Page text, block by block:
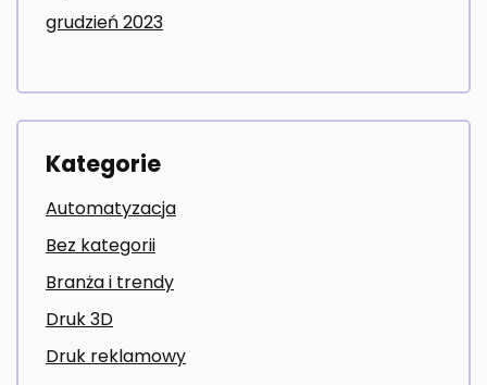
grudzień 2023
Kategorie
Automatyzacja
Bez kategorii
Branża i trendy
Druk 3D
Druk reklamowy